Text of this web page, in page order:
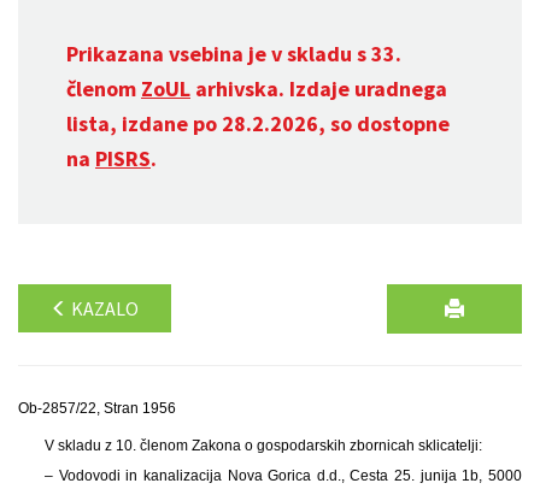
Prikazana vsebina je v skladu s 33.
členom ZoUL arhivska. Izdaje uradnega
lista, izdane po 28.2.2026, so dostopne
na PISRS.
KAZALO
Ob-2857/22, Stran 1956
V skladu z 10. členom Zakona o gospodarskih zbornicah sklicatelji:
– Vodovodi in kanalizacija Nova Gorica d.d., Cesta 25. junija 1b, 5000